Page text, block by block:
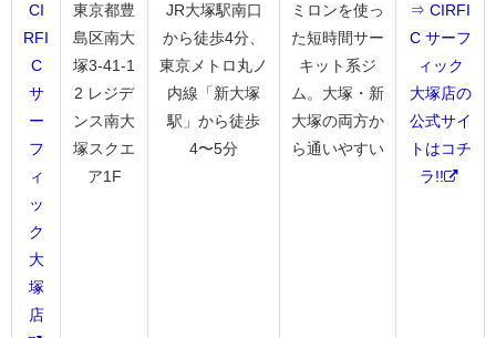
CI
RFI
C
サ
ー
フ
ィ
ッ
ク
大
塚
店
東京都豊
島区南大
塚3-41-1
2 レジデ
ンス南大
塚スクエ
ア1F
JR大塚駅南口
から徒歩4分、
東京メトロ丸ノ
内線「新大塚
駅」から徒歩
4〜5分
ミロンを使っ
た短時間サー
キット系ジ
ム。大塚・新
大塚の両方か
ら通いやすい
⇒ CIRFI
C サーフ
ィック
大塚店の
公式サイ
トはコチ
ラ!!